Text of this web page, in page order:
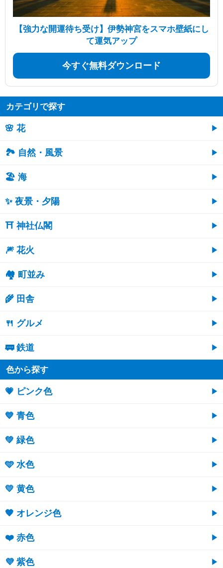
【強力な開運待ち受け】伊勢神宮をスマホ壁紙にし
て運気アップ
今すぐ無料ダウンロード
カテゴリで探す
🌸 花
🏞️ 自然・風景
🏖 海
✨ 夜景・夕陽
⛩ 神社仏閣
🎆 花火
🏘 町並み
🌾 田舎
🍴 グルメ
🚃 鉄道
色から探す
💗 ピンク色
💙 青色
💚 緑色
🩵 水色
💛 黄色
🧡 オレンジ色
❤️ 赤色
💜 紫色